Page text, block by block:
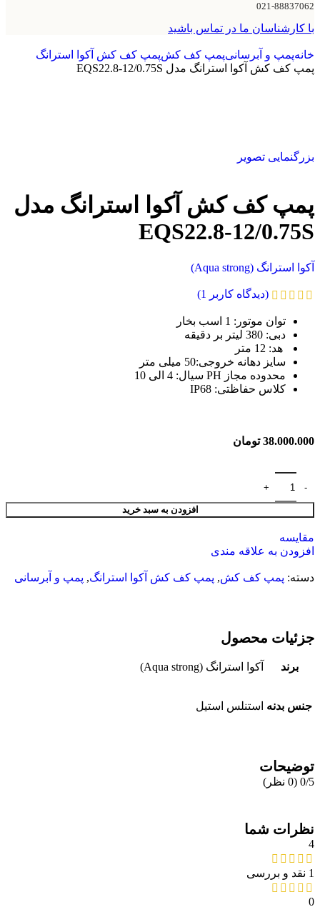
021-88837062
با کارشناسان ما در تماس باشید
خانهپمپ و آبرسانیپمپ کف کشپمپ کف کش آکوا استرانگ
پمپ کف کش آکوا استرانگ مدل EQS22.8-12/0.75S
بزرگنمایی تصویر
پمپ کف کش آکوا استرانگ مدل
EQS22.8-12/0.75S
آکوا استرانگ (Aqua strong)
(دیدگاه کاربر 1
)
توان موتور : 1 اسب بخار
دبی: 380 لیتر بر دقیقه
هد: 12 متر
سایز دهانه خروجی:50 میلی متر
محدوده مجاز PH سیال
: 4 الی 10
کلاس حفاظتی:
IP68
38.000.000 تومان
افزودن به سبد خرید
مقایسه
افزودن به علاقه مندی
دسته: پمپ کف کش, پمپ کف کش آکوا استرانگ, پمپ و آبرسانی
جزئیات محصول
برند آکوا استرانگ (Aqua strong)
جنس بدنه استنلس استیل
توضیحات
‫0/5 ‫(0 نظر)
نظرات شما
4
1 نقد و بررسی
0